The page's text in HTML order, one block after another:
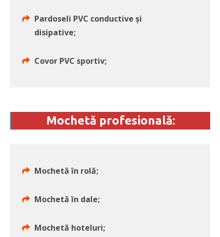
Pardoseli PVC conductive și
disipative;
Covor PVC sportiv;
Mochetă profesională:
Mochetă în rolă;
Mochetă în dale;
Mochetă hoteluri;